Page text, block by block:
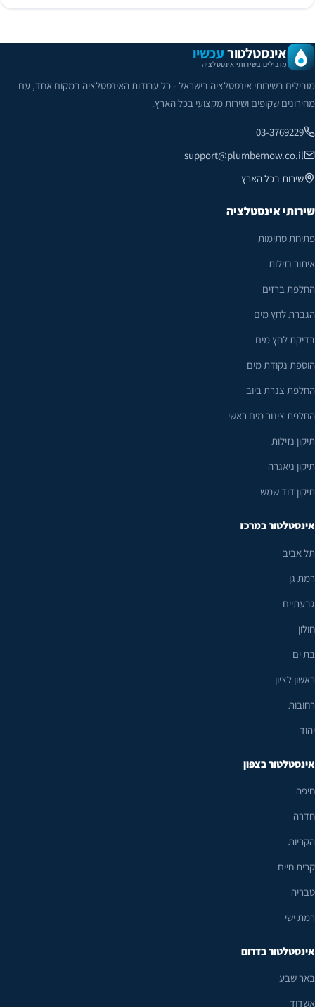
אינסטלטורעכשיו
מובילים בשירותי אינסטלציה
מובילים בשירותי אינסטלציה בישראל - כל עבודות האינסטלציה במקום אחד, עם
מחירונים שקופים ושירות מקצועי בכל הארץ.
03-3769229
support@plumbernow.co.il
שירות בכל הארץ
שירותי אינסטלציה
פתיחת סתימות
איתור נזילות
החלפת ברזים
הגברת לחץ מים
בדיקת לחץ מים
הוספת נקודת מים
החלפת צנרת ביוב
החלפת צינור מים ראשי
תיקון נזילות
תיקון ניאגרה
תיקון דוד שמש
אינסטלטור במרכז
תל אביב
רמת גן
גבעתיים
חולון
בת ים
ראשון לציון
רחובות
יהוד
אינסטלטור בצפון
חיפה
חדרה
הקריות
קרית חיים
טבריה
רמת ישי
אינסטלטור בדרום
באר שבע
אשדוד